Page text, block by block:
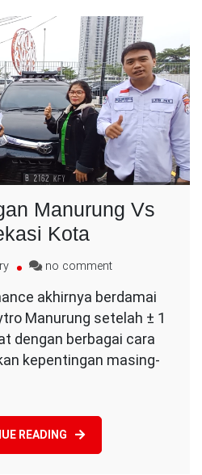
Manurung Vs
Kota
no commenton
Pertarungan
Manurung
Vs
Finance
akhirnya berdamai
Manurung setelah ± 1
dengan berbagai cara
kepentingan masing-
READING